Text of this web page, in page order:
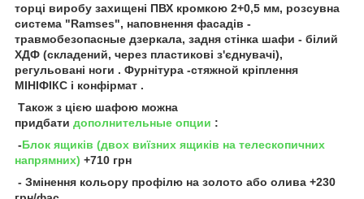
торці виробу захищені ПВХ кромкою 2+0,5 мм, розсувна
система "Ramses", наповнення фасадів -
травмобезопасные дзеркала, задня стінка шафи - білий
ХДФ (складений, через пластикові з'єднувачі),
регульовані ноги . Фурнітура -стяжной кріплення
МІНІФІКС і конфірмат .
Також з цією шафою можна
придбати дополнительные опции :
-Блок ящиків (двох виїзних ящиків на телескопичних
напрямних) +710 грн
- Змінення кольору профілю на золото або олива +230